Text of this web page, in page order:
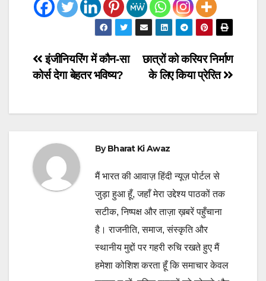
Post
navigation
छात्रों को करियर निर्माण
के लिए किया प्रेरित
इंजीनियरिंग में कौन-सा
कोर्स देगा बेहतर भविष्य?
ByBharat Ki Awaz
मैं भारत की आवाज़ हिंदी न्यूज़ पोर्टल से
जुड़ा हुआ हूँ, जहाँ मेरा उद्देश्य पाठकों तक
सटीक, निष्पक्ष और ताज़ा ख़बरें पहुँचाना
है। राजनीति, समाज, संस्कृति और
स्थानीय मुद्दों पर गहरी रुचि रखते हुए मैं
हमेशा कोशिश करता हूँ कि समाचार केवल